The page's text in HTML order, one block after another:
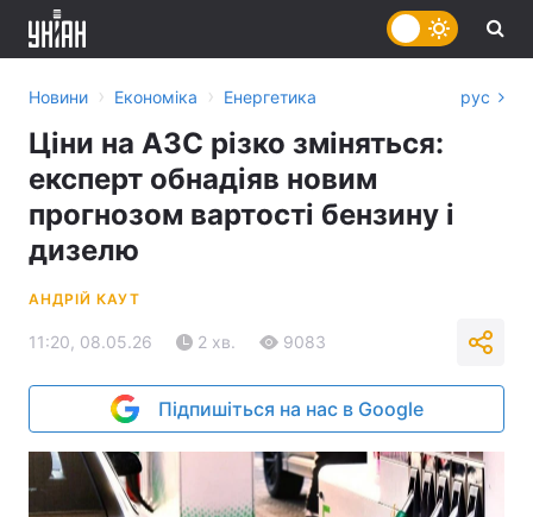
Новини › Економіка › Енергетика рус
Ціни на АЗС різко зміняться:
експерт обнадіяв новим
прогнозом вартості бензину і
дизелю
АНДРІЙ КАУТ
11:20, 08.05.26 2 хв. 9083
Підпишіться на нас в Google